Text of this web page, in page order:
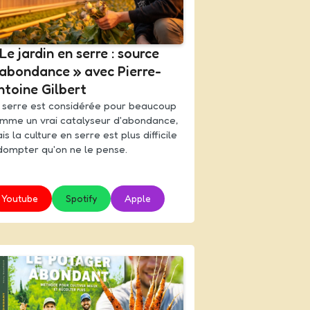
jardin en serre : source
» avec Pierre-
Gilbert
est considérée pour beaucoup
un vrai catalyseur d'abondance,
la culture en serre est plus difficile
qu'on ne le pense.
Youtube Spotify Apple